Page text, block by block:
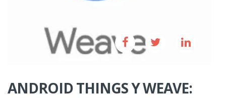
ANDROID THINGS Y WEAVE: